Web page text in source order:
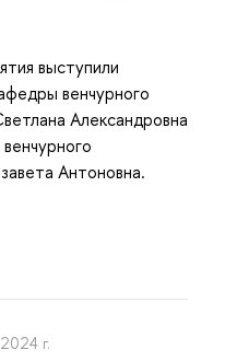
выступили
венчурного
Александровна
Антоновна.
г.